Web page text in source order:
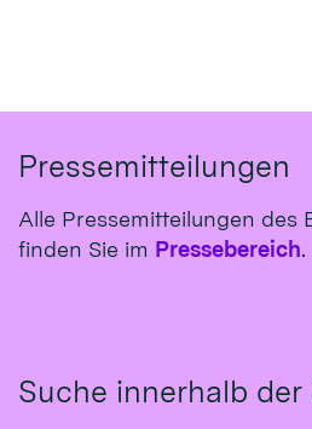
Pressemitteilungen
Alle Pressemitteilungen des
finden Sie im Pressebereich.
Suche innerhalb der